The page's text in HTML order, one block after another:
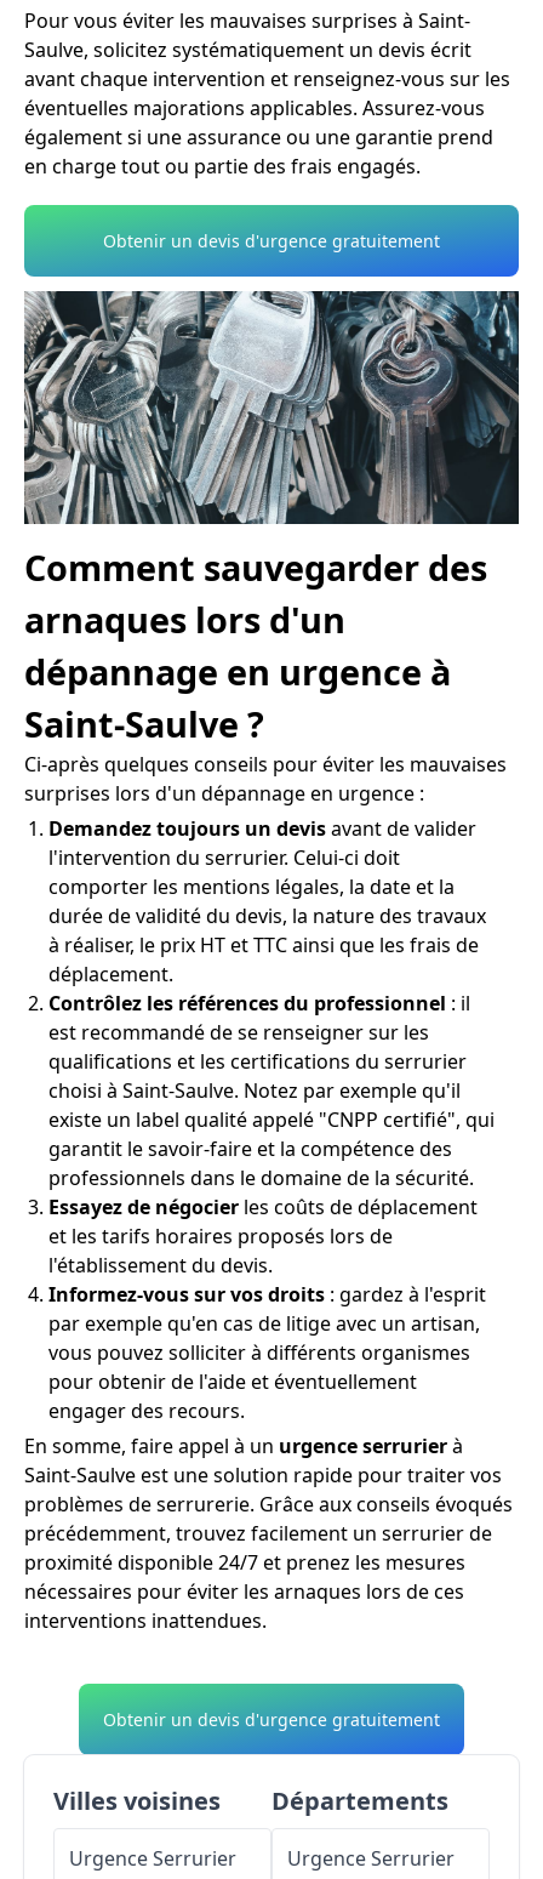
Pour vous éviter les mauvaises surprises à Saint-
Saulve, solicitez systématiquement un devis écrit
avant chaque intervention et renseignez-vous sur les
éventuelles majorations applicables. Assurez-vous
également si une assurance ou une garantie prend
en charge tout ou partie des frais engagés.
Obtenir un devis d'urgence gratuitement
Comment sauvegarder des
arnaques lors d'un
dépannage en urgence à
Saint-Saulve ?
Ci-après quelques conseils pour éviter les mauvaises
surprises lors d'un dépannage en urgence :
Demandez toujours un devisavant de valider
l'intervention du serrurier. Celui-ci doit
comporter les mentions légales, la date et la
durée de validité du devis, la nature des travaux
à réaliser, le prix HT et TTC ainsi que les frais de
déplacement.
Contrôlez les références du professionnel : il
est recommandé de se renseigner sur les
qualifications et les certifications du serrurier
choisi à Saint-Saulve. Notez par exemple qu'il
existe un label qualité appelé "CNPP certifié", qui
garantit le savoir-faire et la compétence des
professionnels dans le domaine de la sécurité.
Essayez de négocier les coûts de déplacement
et les tarifs horaires proposés lors de
l'établissement du devis.
Informez-vous sur vos droits : gardez à l'esprit
par exemple qu'en cas de litige avec un artisan,
vous pouvez solliciter à différents organismes
pour obtenir de l'aide et éventuellement
engager des recours.
En somme, faire appel à un urgence serrurierà
Saint-Saulve est une solution rapide pour traiter vos
problèmes de serrurerie. Grâce aux conseils évoqués
précédemment, trouvez facilement un serrurier de
proximité disponible 24/7 et prenez les mesures
nécessaires pour éviter les arnaques lors de ces
interventions inattendues.
Obtenir un devis d'urgence gratuitement
Villes voisines
Urgence Serrurier
Départements
Urgence Serrurier